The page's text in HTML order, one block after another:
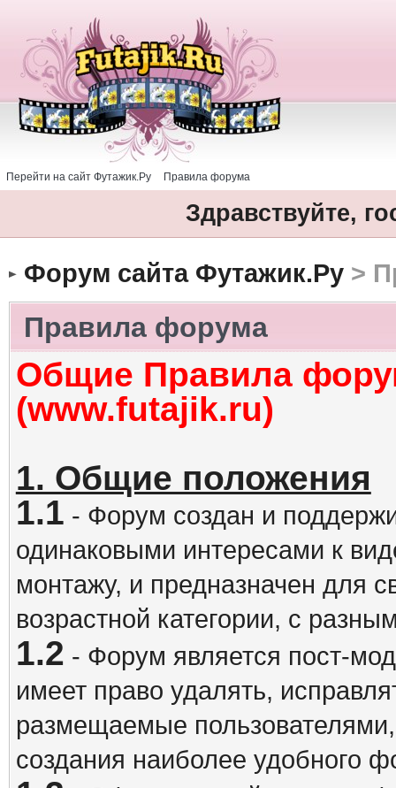
Перейти на сайт Футажик.Ру Правила форума
Здравствуйте,
Форум сайта Футажик.Ру>
Правила форума
Общие Правила
(www.futajik.ru)
1. Общие положения
1.1 - Форум создан и
одинаковыми интересами к
монтажу, и предназначен для
возрастной категории, с
1.2 - Форум является пост-
имеет право удалять,
размещаемые
создания наиболее удобного